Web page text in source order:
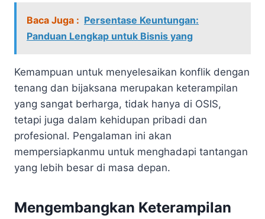
Baca Juga : Persentase Keuntungan:
Panduan Lengkap untuk Bisnis yang
Kemampuan untuk menyelesaikan konflik dengan
tenang dan bijaksana merupakan keterampilan
yang sangat berharga, tidak hanya di OSIS,
tetapi juga dalam kehidupan pribadi dan
profesional. Pengalaman ini akan
mempersiapkanmu untuk menghadapi tantangan
yang lebih besar di masa depan.
Mengembangkan Keterampilan